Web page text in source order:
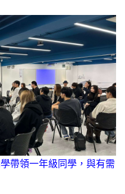
帶領一年級同學，與有需